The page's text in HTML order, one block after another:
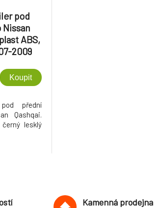
pod
ABS,
2009
Koupit
přední
Qashqai.
lesklý
Kamenná prodejna